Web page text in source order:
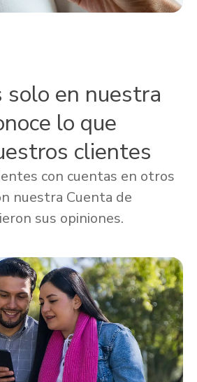
solo en nuestra
lo que
clientes
con cuentas en otros
nuestra Cuenta de
sus opiniones.